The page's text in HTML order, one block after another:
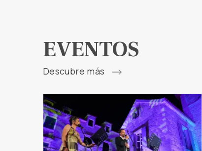
EVENTOS
Descubre más